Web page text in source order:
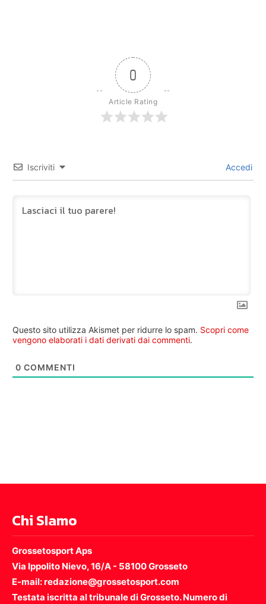
0
Article Rating
Iscriviti Accedi
Questo sito utilizza Akismet per ridurre lo spam. Scopri come
vengono elaborati i dati derivati dai commenti.
0 COMMENTI
Chi SIamo
Grossetosport Aps
Via Ippolito Nievo, 16/A - 58100 Grosseto
E-mail: redazione@grossetosport.com
Testata iscritta al tribunale di Grosseto. Numero di